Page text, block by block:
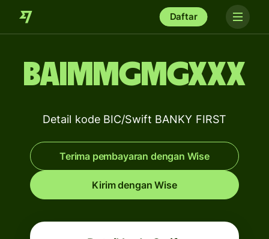
Daftar
BAIMMGMGXXX
Detail kode BIC/Swift BANKY FIRST
Terima pembayaran dengan Wise
Kirim dengan Wise